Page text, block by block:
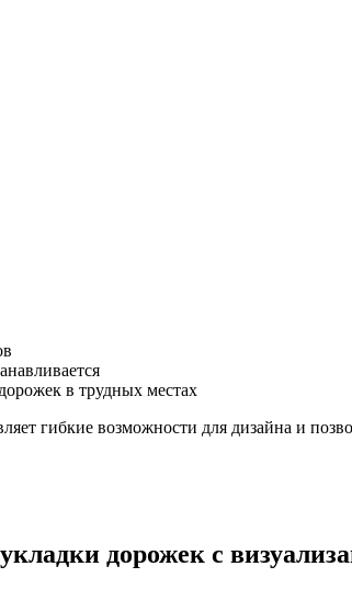
в трудных местах
гибкие возможности для дизайна и
дорожек с